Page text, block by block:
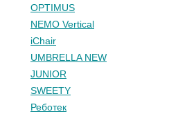
OPTIMUS
NEMO Vertical
iChair
UMBRELLA NEW
JUNIOR
SWEETY
Реботек